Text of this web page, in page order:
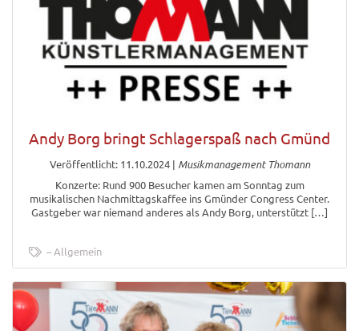
Andy Borg bringt Schlagerspaß nach Gmünd
Veröffentlicht: 11.10.2024| Musikmanagement Thomann
Konzerte: Rund 900 Besucher kamen am Sonntag zum
musikalischen Nachmittagskaffee ins Gmünder Congress Center.
Gastgeber war niemand anderes als Andy Borg, unterstützt […]
Allgemein